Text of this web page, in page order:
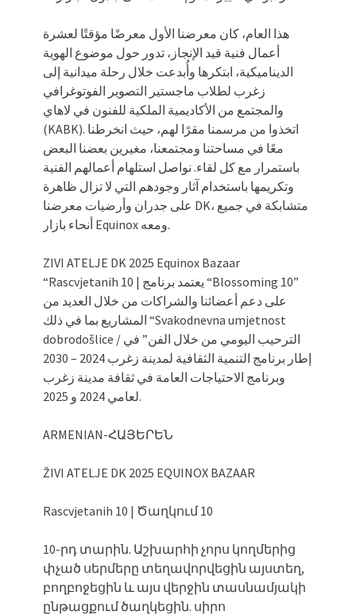
هذا العام، كان معرضنا الأول معرضًا مؤقتًا لعشرة
أعمال فنية قيد الإنجاز، تدور حول موضوع الهوية
الديناميكية، ابتكرها وأُبدعت خلال رحلة ميدانية إلى
زغرب لطلاب ماجستير التصوير الفوتوغرافي
والمجتمع من الأكاديمية الملكية للفنون في لاهاي
(KABK). اتخذوا من مرسمنا مقرًا لهم، حيث انخرطنا
معًا في مساحتنا ومجتمعنا، مغيرين بعضنا البعض
باستمرار مع كل لقاء. نواصل استلهام أعمالهم الفنية
وتكريمها باستخدام آثار وجودهم التي لا تزال ظاهرة
على جدران وأرضيات معرضنا DK، متشابكة في جميع
أنحاء بازار Equinox ومعه.
ZIVI ATELJE DK 2025 Equinox Bazaar
“Rascvjetanih 10 | يعتمد برنامج “Blossoming 10”
على دعم أعضائنا والشراكات من خلال العديد من
المشاريع بما في ذلك “Svakodnevna umjetnost
dobrodošlice / الترحيب اليومي من خلال الفن” في
إطار برنامج التنمية الثقافية لمدينة زغرب 2024 – 2030
وبرنامج الاحتياجات العامة في ثقافة مدينة زغرب
لعامي 2024 و 2025.
ARMENIAN-ՀԱՅԵՐԵՆ
ŽIVI ATELJE DK 2025 EQUINOX BAZAAR
Rascvjetanih 10 | Ծաղկում 10
10-րդ տարին. Աշխարհի չորս կողմերից
փչած սերմերը տեղավորվեցին այստեղ,
բողբոջեցին և այս վերջին տասնամյակի
ընթացքում ծաղկեցին. սիրո